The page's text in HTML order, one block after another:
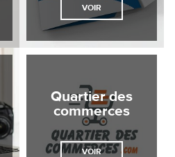
VOIR
Quartier des
commerces
VOIR